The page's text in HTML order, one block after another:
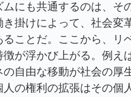
にも共通するのは、そ
掛けによって、社会変
ことだ。ここから、リ
が浮かび上がる。例え
自由な移動が社会の厚
の権利の拡張はその個